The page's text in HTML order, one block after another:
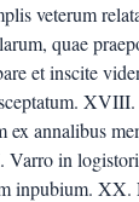
veterum
quae
et inscite
ex annalibus
in
inpubium. XX.